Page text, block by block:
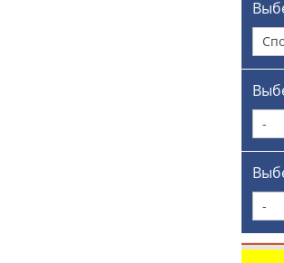
-
-